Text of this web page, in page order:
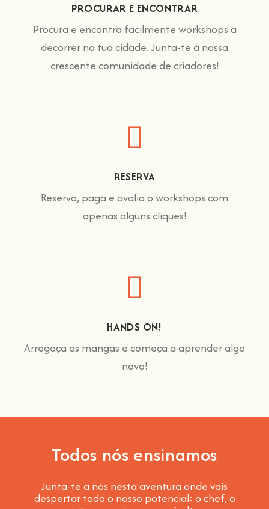
PROCURAR E ENCONTRAR
Procura e encontra facilmente workshops a
decorrer na tua cidade. Junta-te à nossa
crescente comunidade de criadores!
RESERVA
Reserva, paga e avalia o workshops com
apenas alguns cliques!
HANDS ON!
Arregaça as mangas e começa a aprender algo
novo!
Todos nós ensinamos
Junta-te a nós nesta aventura onde vais
despertar todo o nosso potencial: o chef, o